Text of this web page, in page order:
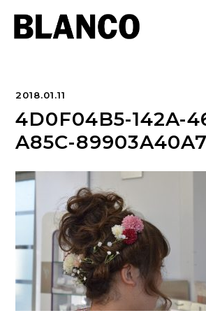
2018.01.11
4D0F04B5-142A-
A85C-